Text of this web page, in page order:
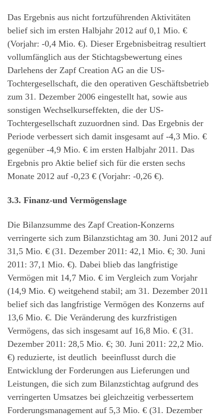
Das Ergebnis aus nicht fortzuführenden Aktivitäten
belief sich im ersten Halbjahr 2012 auf 0,1 Mio. €
(Vorjahr: -0,4 Mio. €). Dieser Ergebnisbeitrag resultiert
vollumfänglich aus der Stichtagsbewertung eines
Darlehens der Zapf Creation AG an die US-
Tochtergesellschaft, die den operativen Geschäftsbetrieb
zum 31. Dezember 2006 eingestellt hat, sowie aus
sonstigen Wechselkurseffekten, die der US-
Tochtergesellschaft zuzuordnen sind. Das Ergebnis der
Periode verbessert sich damit insgesamt auf -4,3 Mio. €
gegenüber -4,9 Mio. € im ersten Halbjahr 2011. Das
Ergebnis pro Aktie belief sich für die ersten sechs
Monate 2012 auf -0,23 € (Vorjahr: -0,26 €).
3.3. Finanz-und Vermögenslage
Die Bilanzsumme des Zapf Creation-Konzerns
verringerte sich zum Bilanzstichtag am 30. Juni 2012 auf
31,5 Mio. € (31. Dezember 2011: 42,1 Mio. €; 30. Juni
2011: 37,1 Mio. €). Dabei blieb das langfristige
Vermögen mit 14,7 Mio. € im Vergleich zum Vorjahr
(14,9 Mio. €) weitgehend stabil; am 31. Dezember 2011
belief sich das langfristige Vermögen des Konzerns auf
13,6 Mio. €. Die Veränderung des kurzfristigen
Vermögens, das sich insgesamt auf 16,8 Mio. € (31.
Dezember 2011: 28,5 Mio. €; 30. Juni 2011: 22,2 Mio.
€) reduzierte, ist deutlich beeinflusst durch die
Entwicklung der Forderungen aus Lieferungen und
Leistungen, die sich zum Bilanzstichtag aufgrund des
verringerten Umsatzes bei gleichzeitig verbessertem
Forderungsmanagement auf 5,3 Mio. € (31. Dezember